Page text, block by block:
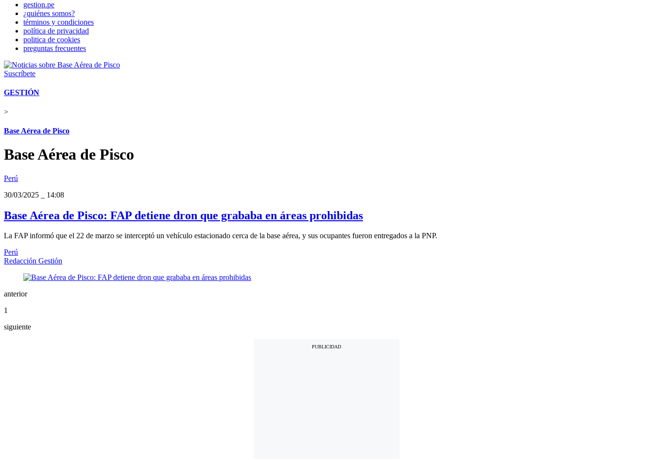
gestion.pe
¿quiénes somos?
términos y condiciones
política de privacidad
politica de cookies
preguntas frecuentes
Suscríbete
GESTIÓN
>
Base Aérea de Pisco
Base Aérea de Pisco
Perú
30/03/2025
14:08
Base Aérea de Pisco: FAP detiene dron que grababa en áreas prohibidas
La FAP informó que el 22 de marzo se interceptó un vehículo estacionado cerca de la base aérea, y sus ocupantes fueron entregados a la PNP.
Perú
Redacción Gestión
anterior
1
siguiente